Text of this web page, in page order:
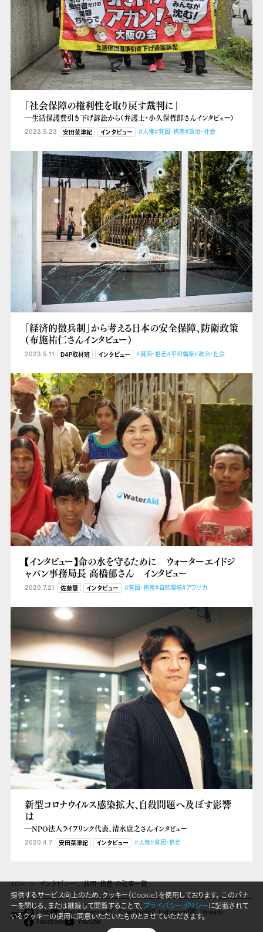
「社会保障の権利性を取り戻す裁判に」
―生活保護費引き下げ訴訟から（弁護士・小久保哲郎さんインタビュー）
2023.5.23 安田菜津紀 インタビュー #人権#貧困・格差#政治・社会
「経済的徴兵制」から考える日本の安全保障、防衛政策
（布施祐仁さんインタビュー）
2023.5.11 D4P取材班 インタビュー #貧困・格差#平和構築#政治・社会
【インタビュー】命の水を守るために ウォーターエイドジ
ャパン事務局長 高橋郁さん インタビュー
2020.7.21 佐藤慧 インタビュー #貧困・格差#自然環境#アフリカ
新型コロナウイルス感染拡大、自殺問題へ及ぼす影響
は
―NPO法人ライフリンク代表、清水康之さんインタビュー
2020.4.7 安田菜津紀 インタビュー #人権#貧困・格差
TOP インタビュー”、“貧困・格差”の記事一覧
SNS LINE Mail Magazine X(Twitter) Instagram
Threads
Facebook
Youtube
提供するサービス向上のため、クッキー（Cookie）を使用しております。 このバナ
ーを閉じる、または継続して閲覧することで、プライバシーポリシーに記載されて
いるクッキーの使用に同意いただいたものとさせていただきます。